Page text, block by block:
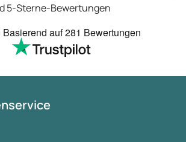
5-Sterne-Bewertungen
Basierend auf281 Bewertungen